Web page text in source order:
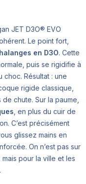
JET D3O® EVO
Le point fort,
en D3O. Cette
puis se rigidifie à
choc. Résultat : une
rigide classique,
chute. Sur la paume,
, en plus du cuir de
C’est précisément
glissez mains en
On n’est pas sur
pour la ville et les